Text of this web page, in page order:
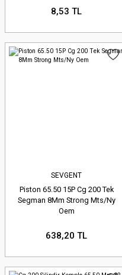
8,53 TL
SEVGENT
Piston 65.50 15P Cg 200 Tek
Segman 8Mm Strong Mts/Ny
Oem
638,20 TL